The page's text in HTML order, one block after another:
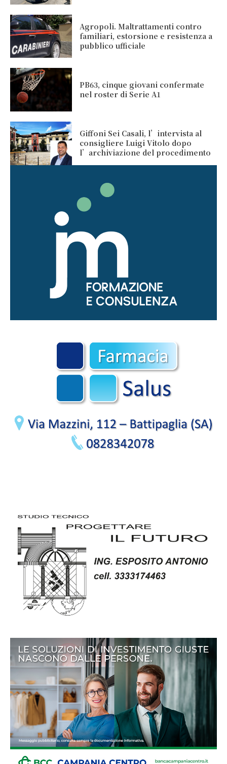
Agropoli. Maltrattamenti contro
familiari, estorsione e resistenza a
pubblico ufficiale
PB63, cinque giovani confermate
nel roster di Serie A1
Giffoni Sei Casali, l’intervista al
consigliere Luigi Vitolo dopo
l’archiviazione del procedimento